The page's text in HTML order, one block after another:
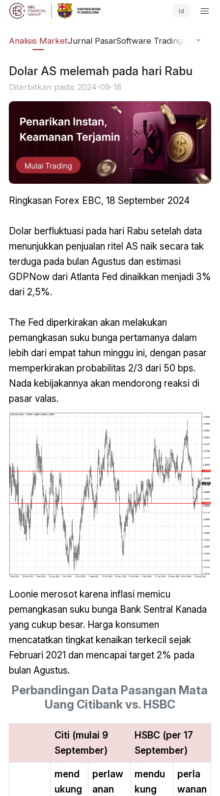
Id
Analisis MarketJurnal PasarSoftware Trading Aliran
Dolar AS melemah pada hari Rabu
Diterbitkan pada: 2024-09-18
Ringkasan Forex EBC, 18 September 2024
Dolar berfluktuasi pada hari Rabu setelah data
menunjukkan penjualan ritel AS naik secara tak
terduga pada bulan Agustus dan estimasi
GDPNow dari Atlanta Fed dinaikkan menjadi 3%
dari 2,5%.
The Fed diperkirakan akan melakukan
pemangkasan suku bunga pertamanya dalam
lebih dari empat tahun minggu ini, dengan pasar
memperkirakan probabilitas 2/3 dari 50 bps.
Nada kebijakannya akan mendorong reaksi di
pasar valas.
Loonie merosot karena inflasi memicu
pemangkasan suku bunga Bank Sentral Kanada
yang cukup besar. Harga konsumen
mencatatkan tingkat kenaikan terkecil sejak
Februari 2021 dan mencapai target 2% pada
bulan Agustus.
Perbandingan Data Pasangan Mata
Uang Citibank vs. HSBC
Citi (mulai 9
September)
HSBC (per 17
September)
mend
ukung
perlaw
anan
mendu
kung
perla
wanan